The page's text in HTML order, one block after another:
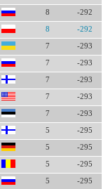
8 -292
8 -292
7 -293
7 -293
7 -293
7 -293
7 -293
5 -295
5 -295
5 -295
5 -295